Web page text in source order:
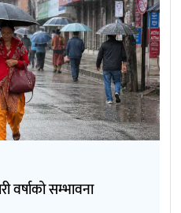
वर्षाको सम्भावना